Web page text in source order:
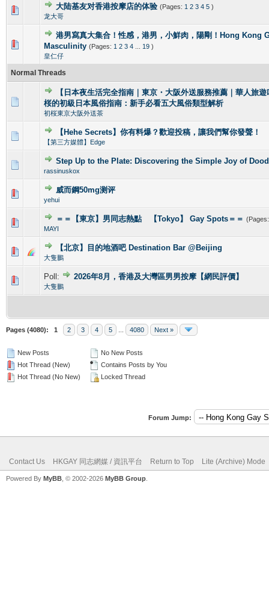
大陆基友对香港按摩店的体验 (Pages: 1 2 3 4 5 )
龙大哥
1 Vote(s) - 5 out of 5 in Average
12345
港男寫真大集合！性感，港男，小鮮肉，陽剛！Hong Kong
Masculinity (Pages: 1 2 3 4 19 )
皇仁仔
2 Vote(s) - 4 out of 5 in Average
1 2 45
Normal Threads
【日本夜生活完全指南｜東京・大阪外送服務推薦｜華人旅
桜的初級日本風俗指南：新手必看五大風俗類型解析
初桜東京大阪外送茶
0 Vote(s) - 0 out of 5 in Average
1 2345
【Hehe Secrets】你有料爆？歡迎投稿，讓我們幫你發聲！
【第三方媒體】Edge
0 Vote(s) - 0 out of 5 in Average
12345
Step Up to the Plate: Discovering the Simple Joy of
rassinuskox
0 Vote(s) - 0 out of 5 in Average
12 345
威而鋼50mg测评
yehui
0 Vote(s) - 0 out of 5 in Average
＝＝【東京】男同志熱點 【Tokyo】 Gay Spots＝＝
MAYI
0 Vote(s) - 0 out of 5 in Average
1234
【北京】目的地酒吧 Destination Bar @Beijing
大隻鵬
0 Vote(s) - 0 out of 5 in Average
12345
Poll: 2026年8月，香港及大灣區男男按摩【網民評價】
大隻鵬
0 Vote(s) - 0 out of 5 in Average
12345
Pages (4080): 1 2 3 4 5 4080 Next »
New Posts
Hot Thread (New)
Hot Thread (No New)
No New Posts
Contains Posts by You
Locked Thread
Forum Jump:
Contact Us HKGAY 同志網媒 / 資訊平台 Return to Top Lite (Archive) Mode
Powered By MyBB , © 2002-2026 MyBB Group